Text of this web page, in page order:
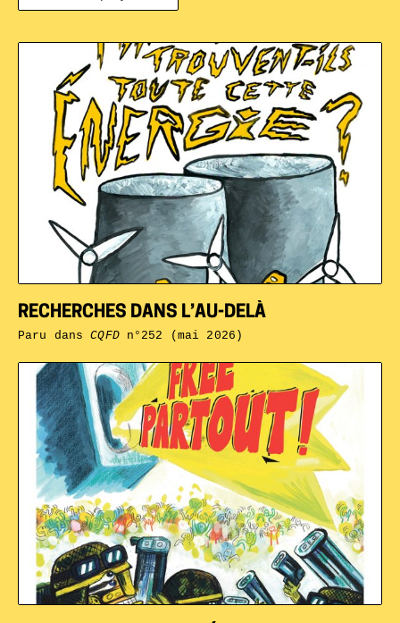
RECHERCHES DANS L’AU-DELÀ
Paru dansCQFDn°252 (mai 2026)